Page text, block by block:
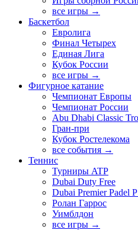
все игры →
Баскетбол
Евролига
Финал Четырех
Единая Лига
Кубок России
все игры →
Фигурное катание
Чемпионат Европы
Чемпионат России
Abu Dhabi Classic
Гран-при
Кубок Ростелекома
все события →
Теннис
Турниры ATP
Dubai Duty Free
Dubai Premier Padel
Ролан Гаррос
Уимблдон
все игры →